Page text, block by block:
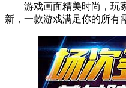
游戏画面精美时尚，玩
新，一款游戏满足你的所有